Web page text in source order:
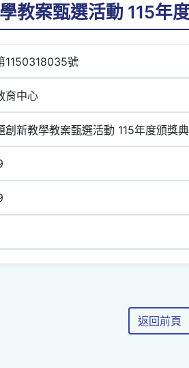
教案甄選活動 115年
1150318035號
育中心
創新教學教案甄選活動 115年度頒獎
返回前頁